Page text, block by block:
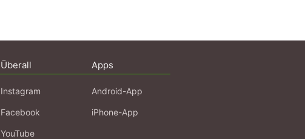
Überall
Instagram
Facebook
YouTube
Apps
Android-App
iPhone-App